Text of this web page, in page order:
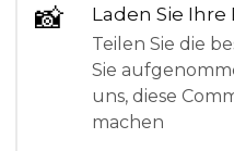
📸 Laden Sie Ihre
Teilen Sie die
Sie
uns, diese
machen